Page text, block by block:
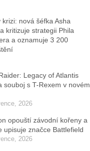
krizi: nová šéfka Asha
kritizuje strategii Phila
a oznamuje 3 200
Legacy of Atlantis
souboj s T-Rexem v novém
2026
opouští závodní kořeny a
upisuje značce Battlefield
2026